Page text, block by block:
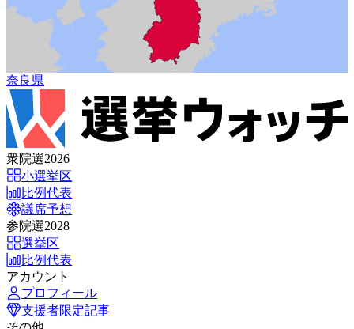
奈良県
衆院選2026
小選挙区
比例代表
議席予想
参院選2028
選挙区
比例代表
アカウント
プロフィール
支援者限定記事